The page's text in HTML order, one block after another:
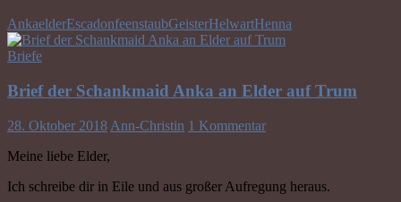
AnkaelderEscadonfeenstaubGeisterHelwartHenna
Briefe
Brief der Schankmaid Anka an Elder auf Trum
28. Oktober 2018 Ann-Christin 1 Kommentar
Meine liebe Elder,
Ich schreibe dir in Eile und aus großer Aufregung heraus.